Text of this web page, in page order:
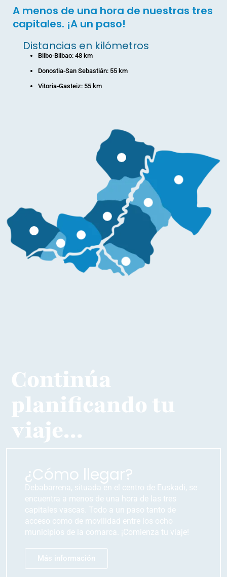
A menos de una hora de nuestras tres
capitales. ¡A un paso!
Distancias en kilómetros
Bilbo-Bilbao: 48 km
Donostia-San Sebastián: 55 km
Vitoria-Gasteiz: 55 km
Más información
Más información
Más información
Más información
Más información
Más información
Más información
Continúa
planificando tu
viaje...
¿Cómo llegar?
Debabarrena, situada en el centro de Euskadi, se
encuentra a menos de una hora de las tres
capitales vascas. Todo a un paso tanto de
acceso como de movilidad entre los ocho
municipios de la comarca. ¡Comienza tu viaje!
Más información